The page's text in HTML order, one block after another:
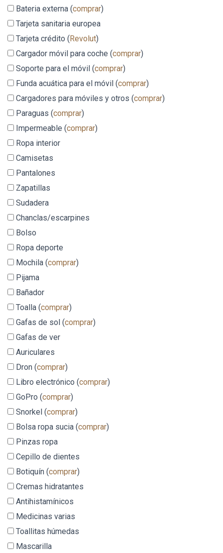
Bateria externa (comprar)
Tarjeta sanitaria europea
Tarjeta crédito (Revolut)
Cargador móvil para coche (comprar)
Soporte para el móvil (comprar)
Funda acuática para el móvil (comprar)
Cargadores para móviles y otros (comprar)
Paraguas (comprar)
Impermeable (comprar)
Ropa interior
Camisetas
Pantalones
Zapatillas
Sudadera
Chanclas/escarpines
Bolso
Ropa deporte
Mochila (comprar)
Pijama
Bañador
Toalla (comprar)
Gafas de sol (comprar)
Gafas de ver
Auriculares
Dron (comprar)
Libro electrónico (comprar)
GoPro (comprar)
Snorkel (comprar)
Bolsa ropa sucia (comprar)
Pinzas ropa
Cepillo de dientes
Botiquín (comprar)
Cremas hidratantes
Antihistamínicos
Medicinas varias
Toallitas húmedas
Mascarilla